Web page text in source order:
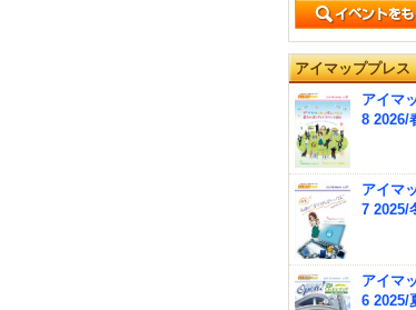
アイマッププレス
アイマ
8 2026/
アイマ
7 2025/
アイマ
6 2025/